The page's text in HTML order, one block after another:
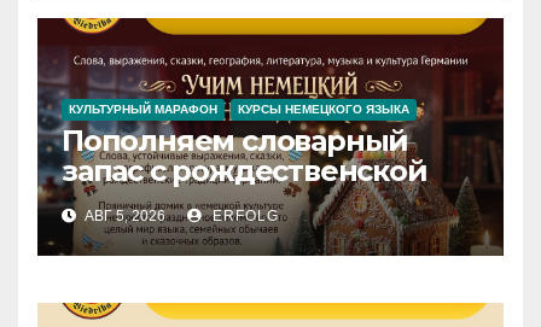
КУЛЬТУРНЫЙ МАРАФОН КУРСЫ НЕМЕЦКОГО ЯЗЫКА
Пополняем словарный
запас с рождественской
сказкой! Учим немецкий
вместе с Lebkuchenhaus
АВГ 5, 2026 ERFOLG